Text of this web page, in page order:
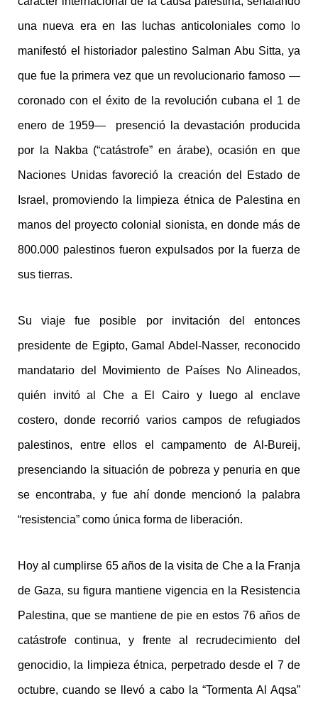
una nueva era en las luchas anticoloniales como lo
manifestó el historiador palestino Salman Abu Sitta, ya
que fue la primera vez que un revolucionario famoso —
coronado con el éxito de la revolución cubana el 1 de
enero de 1959— presenció la devastación producida
por la Nakba (“catástrofe” en árabe), ocasión en que
Naciones Unidas favoreció la creación del Estado de
Israel, promoviendo la limpieza étnica de Palestina en
manos del proyecto colonial sionista, en donde más de
800.000 palestinos fueron expulsados por la fuerza de
sus tierras.
Su viaje fue posible por invitación del entonces
presidente de Egipto, Gamal Abdel-Nasser, reconocido
mandatario del Movimiento de Países No Alineados,
quién invitó al Che a El Cairo y luego al enclave
costero, donde recorrió varios campos de refugiados
palestinos, entre ellos el campamento de Al-Bureij,
presenciando la situación de pobreza y penuria en que
se encontraba, y fue ahí donde mencionó la palabra
“resistencia” como única forma de liberación.
Hoy al cumplirse 65 años de la visita de Che a la Franja
de Gaza, su figura mantiene vigencia en la Resistencia
Palestina, que se mantiene de pie en estos 76 años de
catástrofe continua, y frente al recrudecimiento del
genocidio, la limpieza étnica, perpetrado desde el 7 de
octubre, cuando se llevó a cabo la “Tormenta Al Aqsa”